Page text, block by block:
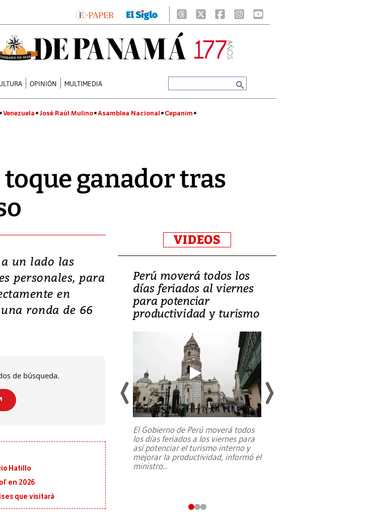
OPINIÓN MULTIMEDIA
Venezuela José Raúl Mulino Asamblea Nacional Cepanim
ganador tras
un lado las
personales, para
en
ronda de 66
de búsqueda.
Hatillo
en 2026
que visitará
VIDEOS
Lula lanza su
con
de inversión
educación y
y escuetas
oficializó este domingo su
...
Perú moverá todos los
días feriados al viernes
para potenciar
productividad y turismo
El Gobierno de Perú moverá todos
los días feriados a los viernes para
así potenciar el turismo interno y
mejorar la productividad, informó el
ministro...